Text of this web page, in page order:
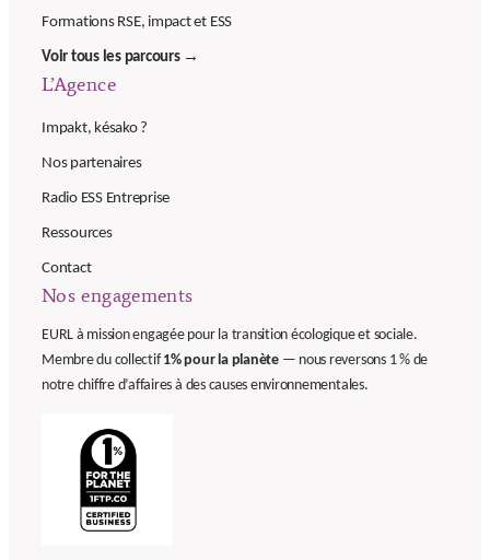
Formations RSE, impact et ESS
Voir tous les parcours →
L’Agence
Impakt, késako ?
Nos partenaires
Radio ESS Entreprise
Ressources
Contact
Nos engagements
EURL à mission engagée pour la transition écologique et sociale.
Membre du collectif1% pour la planète— nous reversons 1 % de
notre chiffre d’affaires à des causes environnementales.